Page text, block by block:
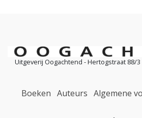
Uitgeverij Oogachtend - Hertogstraat 88/3
Boeken Auteurs Algemene